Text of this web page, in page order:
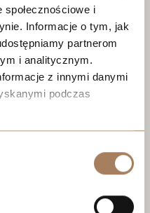
i
Informacje o tym, jak
partnerom
i analitycznym.
z innymi danymi
podczas